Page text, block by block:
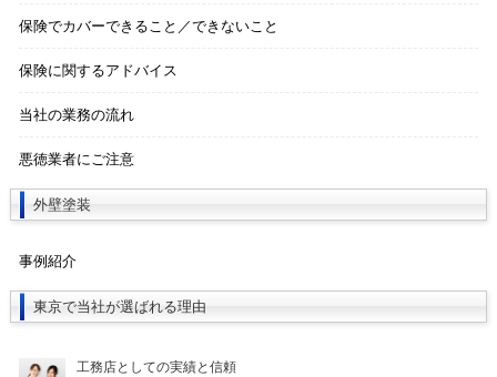
保険でカバーできること／できないこと
保険に関するアドバイス
当社の業務の流れ
悪徳業者にご注意
外壁塗装
事例紹介
東京で当社が選ばれる理由
工務店としての実績と信頼